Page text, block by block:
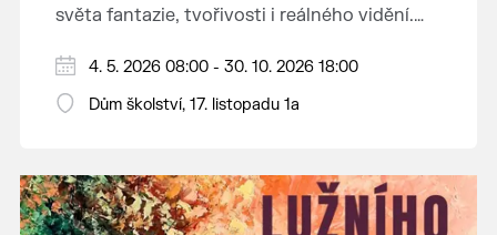
světa fantazie, tvořivosti i reálného vidění.
vlastní příběh... o radosti, vidění, objevování
světa kolem.
Děkujeme mladým umělcům za jejich úsilí,
nápaditost, nadšení, rodičům za jejich
inspirují a překvapí svou upřímností.
4. 5. 2026 08:00 - 30. 10. 2026 18:00
Dům školství, 17. listopadu 1a